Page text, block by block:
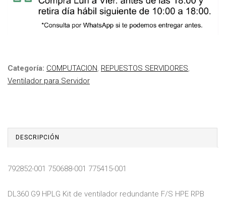
Categoría: COMPUTACION, REPUESTOS SERVIDORES,
Ventilador para Servidor
DESCRIPCIÓN
792852-001 750688-001 775415-001
DL360 G9 HPLG Kit de ventilador redundante F/S HPE RPB